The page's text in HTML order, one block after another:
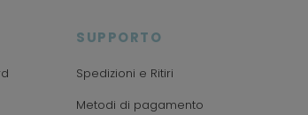
SUPPORTO
Spedizioni e Ritiri
Metodi di pagamento